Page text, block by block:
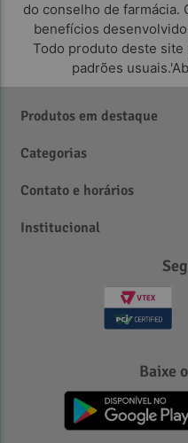
do conselho de farmácia.
benefícios
Todo produto deste
padrões
Produtos em destaque
Categorias
Contato e horários
Institucional
Baixe